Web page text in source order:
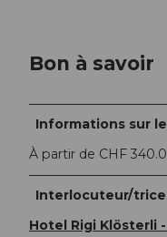
Bon à savoir
Informations sur
À partir de CHF
Interlocuteur/trice
Hotel Rigi Klösterli